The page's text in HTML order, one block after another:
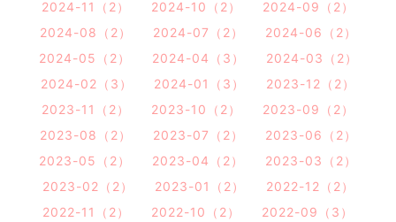
2024-11（2）
2024-10（2）
2024-09（2）
2024-08（2）
2024-07（2）
2024-06（2）
2024-05（2）
2024-04（3）
2024-03（2）
2024-02（3）
2024-01（3）
2023-12（2）
2023-11（2）
2023-10（2）
2023-09（2）
2023-08（2）
2023-07（2）
2023-06（2）
2023-05（2）
2023-04（2）
2023-03（2）
2023-02（2）
2023-01（2）
2022-12（2）
2022-11（2）
2022-10（2）
2022-09（3）